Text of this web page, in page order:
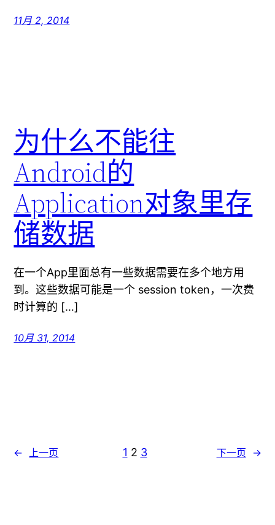
11月 2, 2014
为什么不能往
Android的
Application对象里存
储数据
在一个App里面总有一些数据需要在多个地方用
到。这些数据可能是一个 session token，一次费
时计算的 […]
10月 31, 2014
← 上一页 1 2 3 下一页 →